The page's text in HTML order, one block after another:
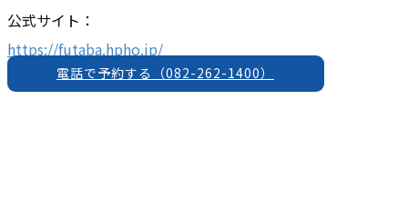
公式サイト：
https://futaba.hpho.jp/
電話で予約する（​082-262-1400）